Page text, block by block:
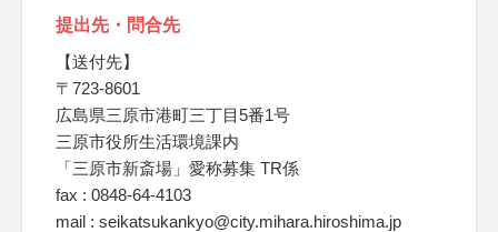
提出先・問合先
【送付先】
〒723-8601
広島県三原市港町三丁目5番1号
三原市役所生活環境課内
「三原市新斎場」愛称募集 TR係
fax : 0848-64-4103
mail : seikatsukankyo@city.mihara.hiroshima.jp